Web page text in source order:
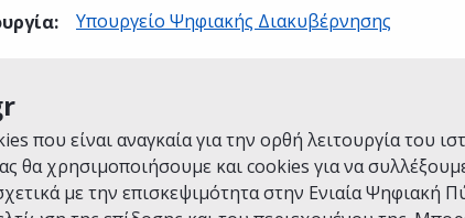
που είναι αναγκαία για την ορθή λειτουργία του
θα χρησιμοποιήσουμε και cookies για να
με την επισκεψιμότητα στην Ενιαία Ψηφιακή
: Υπουργείο Ψηφιακής Διακυβέρνησης
η σελίδα;